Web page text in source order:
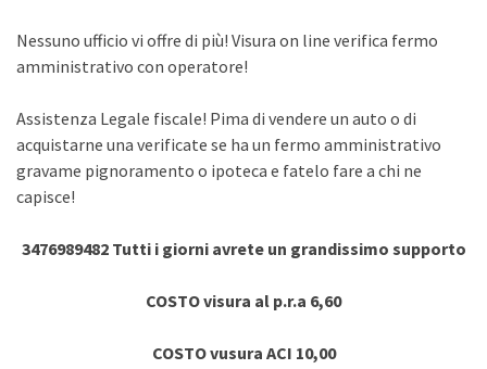
Nessuno ufficio vi offre di più! Visura on line verifica fermo
amministrativo con operatore!
Assistenza Legale fiscale! Pima di vendere un auto o di
acquistarne una verificate se ha un fermo amministrativo
gravame pignoramento o ipoteca e fatelo fare a chi ne
capisce!
3476989482 Tutti i giorni avrete un grandissimo supporto
COSTO visura al p.r.a 6,60
COSTO vusura ACI 10,00